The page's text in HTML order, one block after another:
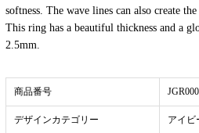
softness. The wave lines can also create
This ring has a beautiful thickness and a
2.5mm.
商品番号
デザインカテゴリー アイビ